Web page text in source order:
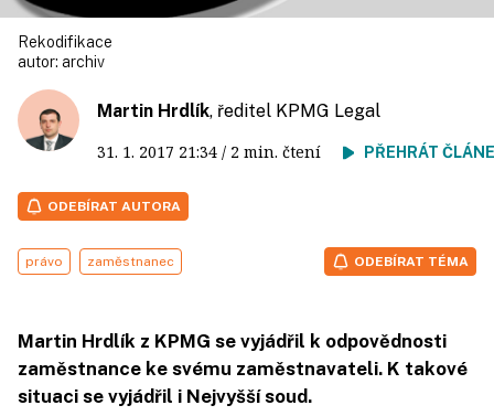
Rekodifikace
autor: archiv
Martin Hrdlík, ředitel KPMG Legal
31. 1. 2017 21:34 / 2 min. čtení PŘEHRÁT
ODEBÍRAT AUTORA
právo zaměstnanec ODEBÍRAT TÉMA
Martin Hrdlík z KPMG se vyjádřil k odpovědnosti
zaměstnance ke svému zaměstnavateli. K takové
situaci se vyjádřil i Nejvyšší soud.